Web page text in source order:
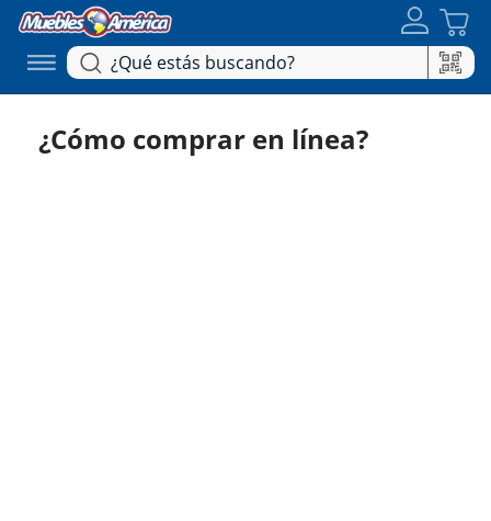
¿Cómo comprar en línea?